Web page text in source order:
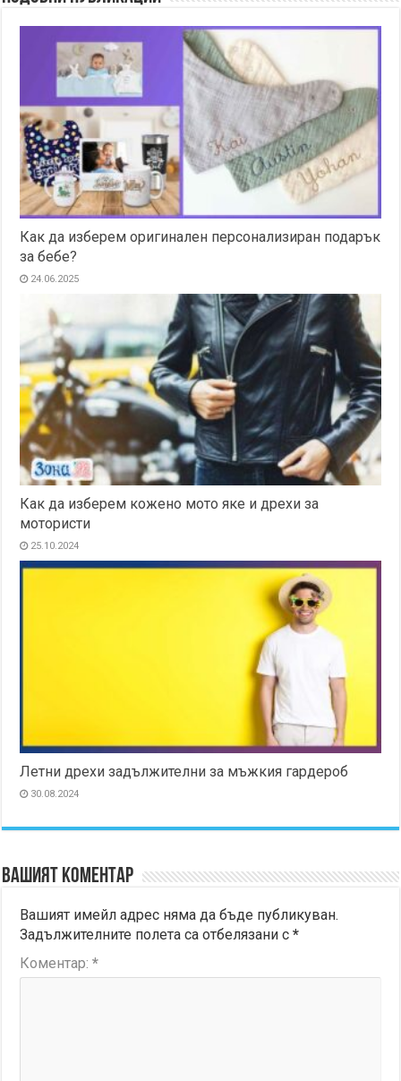
Как да изберем оригинален персонализиран подарък
за бебе?
24.06.2025
Как да изберем кожено мото яке и дрехи за
мотористи
25.10.2024
Летни дрехи задължителни за мъжкия гардероб
30.08.2024
Вашият коментар
Вашият имейл адрес няма да бъде публикуван.
Задължителните полета са отбелязани с*
Коментар:*